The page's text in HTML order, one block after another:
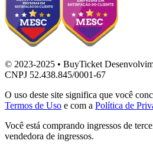
© 2023-2025 • BuyTicket
CNPJ 52.438.845/0001-67
O uso deste site significa que você
Termos de Uso e com a Política de
Você está comprando ingressos de
vendedora de ingressos.